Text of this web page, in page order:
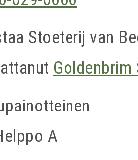
Stoeterij van
A